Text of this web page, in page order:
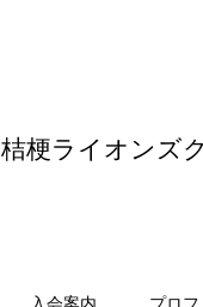
梗ライオンズ